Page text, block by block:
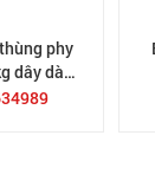
phy
dây dài